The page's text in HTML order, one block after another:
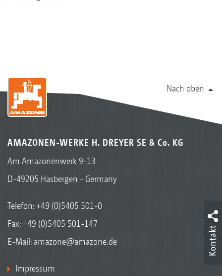
Nach oben
AMAZONEN-WERKE H. DREYER SE & Co. KG
Am Amazonenwerk 9-13
D-49205 Hasbergen - Germany
Telefon:+49 (0)5405 501-0
Fax: +49 (0)5405 501-147
E-Mail: amazone@amazone.de
Impressum
Kontakt